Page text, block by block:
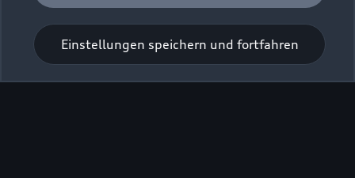
Einstellungen speichern und fortfahren